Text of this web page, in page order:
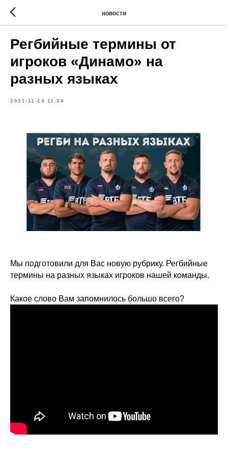
новости
Регбийные термины от
игроков «Динамо» на
разных языках
2021-11-14 11:36
Мы подготовили для Вас новую рубрику. Регбийные
термины на разных языках игроков нашей команды.
Какое слово Вам запомнилось большо всего?